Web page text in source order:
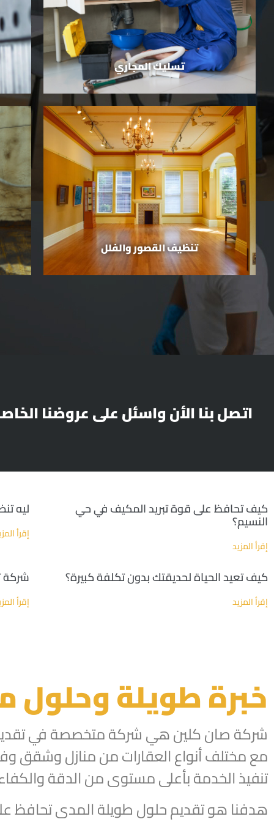
تسليك المجاري
تنظيف القصور والفلل
اتصل بنا الأن واسئل على عروضنا
كيف تحافظ على قوة تبريد المكيف في حي
النسيم؟
إقرأ المزيد
ليه
إقرأ
كيف تعيد الحياة لحديقتك بدون تكلفة كبيرة؟
إقرأ المزيد
شركة
إقرأ
خبرة طويلة وحلول
شركة صان كلين هي شركة متخصصة في تقديم
مع مختلف أنواع العقارات من منازل وشقق
تنفيذ الخدمة بأعلى مستوى من الدقة
هدفنا هو تقديم حلول طويلة المدى تحافظ